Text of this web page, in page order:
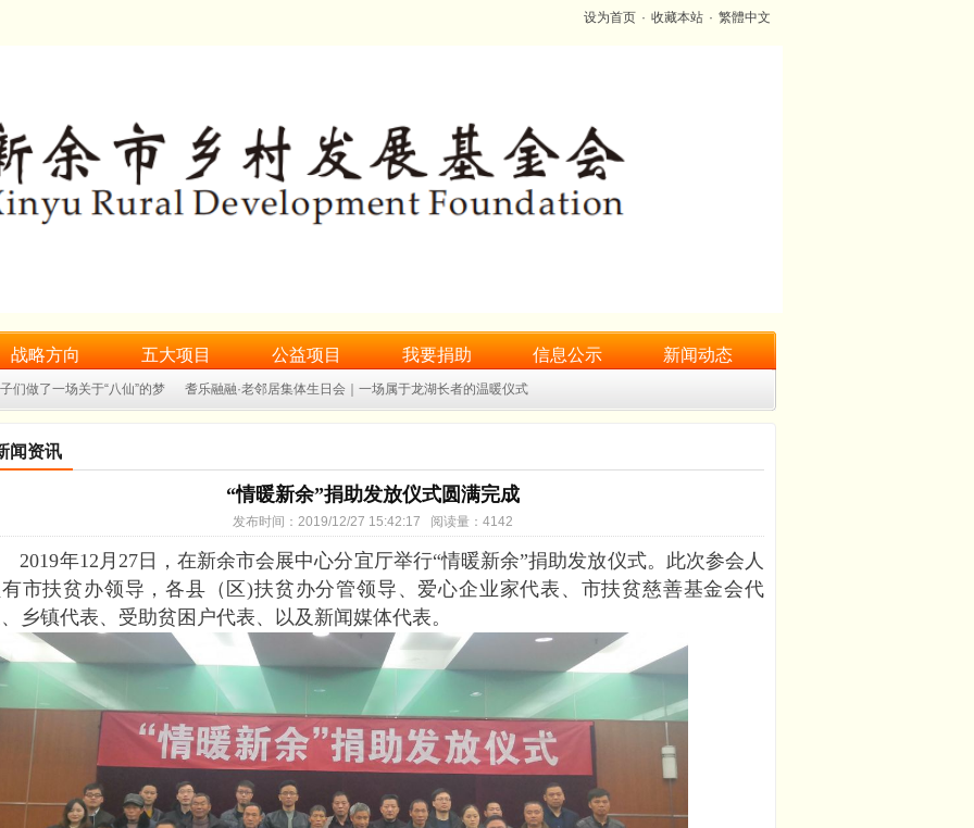
设为首页 · 收藏本站 · 繁體中文
战略方向 五大项目 公益项目 我要捐助 信息公示 新闻动态
们做了一场关于“八仙”的梦 耆乐融融·老邻居集体生日会｜一场属于龙湖长者的温暖仪式
暨端午关爱活动
闻资讯
“情暖新余”捐助发放仪式圆满完成
发布时间：2019/12/27 15:42:17 阅读量：4142
年12月27日，在新余市会展中心分宜厅举行“情暖新余”捐助发放仪式。此次参会人
市扶贫办领导，各县（区)扶贫办分管领导、爱心企业家代表、市扶贫慈善基金会代
乡镇代表、受助贫困户代表、以及新闻媒体代表。